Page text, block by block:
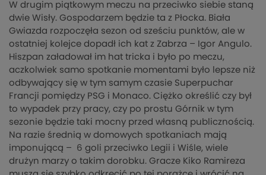
W drugim piątkowym meczu na przeciwko siebie staną
dwie Wisły. Gospodarzem będzie ta z Płocka. Biała
Gwiazda rozpoczęła sezon od sześciu punktów, ale w
ostatniej kolejce dopadł ich kat z Zabrza – Igor Angulo.
Hiszpan załadował im hat tricka i było po meczu,
aczkolwiek samo spotkanie momentami było lepsze niż
odbywający się w tym samym czasie Superpuchar
Francji pomiędzy PSG i Monaco. Ciężko określić czy był
to wypadek przy pracy, czy po prostu Górnik w tym
sezonie będzie taki mocny przed własną publicznością.
Na razie średnią w domowych spotkaniach mają
imponującą – 6 goli przeciwko Legii i Wiśle, wiele
drużyn marzy o takim dorobku. Gracze Kiko Ramireza